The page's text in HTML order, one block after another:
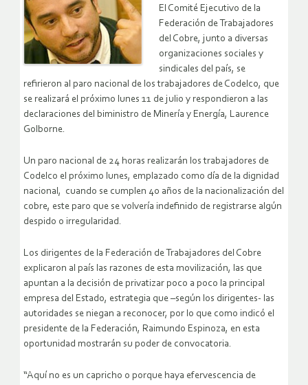
El Comité Ejecutivo de la
Federación de Trabajadores
del Cobre, junto a diversas
organizaciones sociales y
sindicales del país, se
refirieron al paro nacional de los trabajadores de Codelco, que
se realizará el próximo lunes 11 de julio y respondieron a las
declaraciones del biministro de Minería y Energía, Laurence
Golborne.
Un paro nacional de 24 horas realizarán los trabajadores de
Codelco el próximo lunes, emplazado como día de la dignidad
nacional, cuando se cumplen 40 años de la nacionalización del
cobre, este paro que se volvería indefinido de registrarse algún
despido o irregularidad.
Los dirigentes de la Federación de Trabajadores del Cobre
explicaron al país las razones de esta movilización, las que
apuntan a la decisión de privatizar poco a poco la principal
empresa del Estado, estrategia que –según los dirigentes- las
autoridades se niegan a reconocer, por lo que como indicó el
presidente de la Federación, Raimundo Espinoza, en esta
oportunidad mostrarán su poder de convocatoria.
“Aquí no es un capricho o porque haya efervescencia de